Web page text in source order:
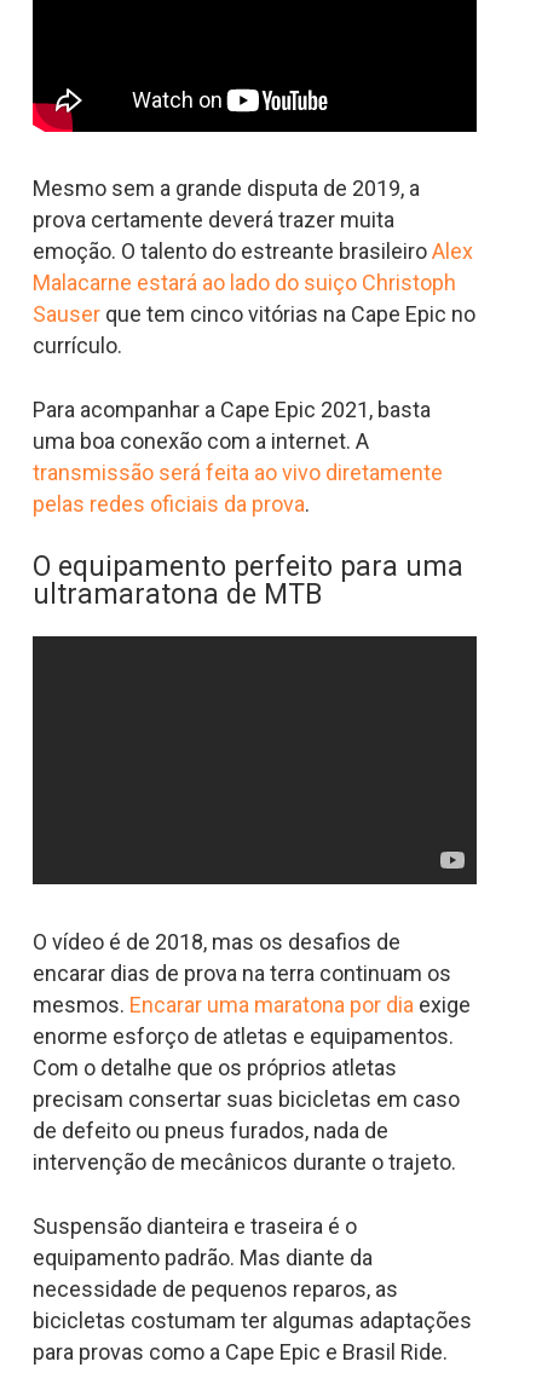
Mesmo sem a grande disputa de 2019, a
prova certamente deverá trazer muita
emoção. O talento do estreante brasileiroAlex
Malacarne estará ao lado do suiço Christoph
Sauserque tem cinco vitórias na Cape Epic no
currículo.
Para acompanhar a Cape Epic 2021, basta
uma boa conexão com a internet. A
transmissão será feita ao vivo diretamente
pelas redes oficiais da prova.
O equipamento perfeito para uma
ultramaratona de MTB
O vídeo é de 2018, mas os desafios de
encarar dias de prova na terra continuam os
mesmos. Encarar uma maratona por dia exige
enorme esforço de atletas e equipamentos.
Com o detalhe que os próprios atletas
precisam consertar suas bicicletas em caso
de defeito ou pneus furados, nada de
intervenção de mecânicos durante o trajeto.
Suspensão dianteira e traseira é o
equipamento padrão. Mas diante da
necessidade de pequenos reparos, as
bicicletas costumam ter algumas adaptações
para provas como a Cape Epic e Brasil Ride.